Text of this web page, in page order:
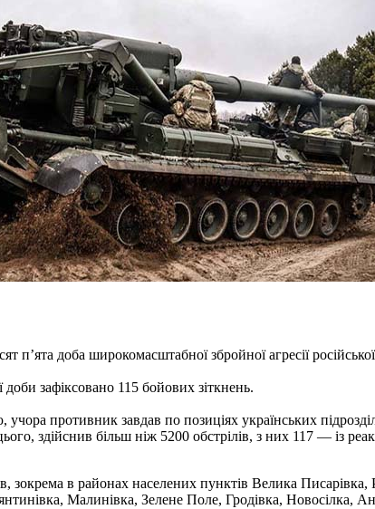
п’ята доба широкомасштабної збройної агресії
зафіксовано 115 бойових зіткнень.
противник завдав по позиціях українських
здійснив більш ніж 5200 обстрілів, з них 117 — із
зокрема в районах населених пунктів Велика
Малинівка, Зелене Поле, Гродівка, Новосілка,